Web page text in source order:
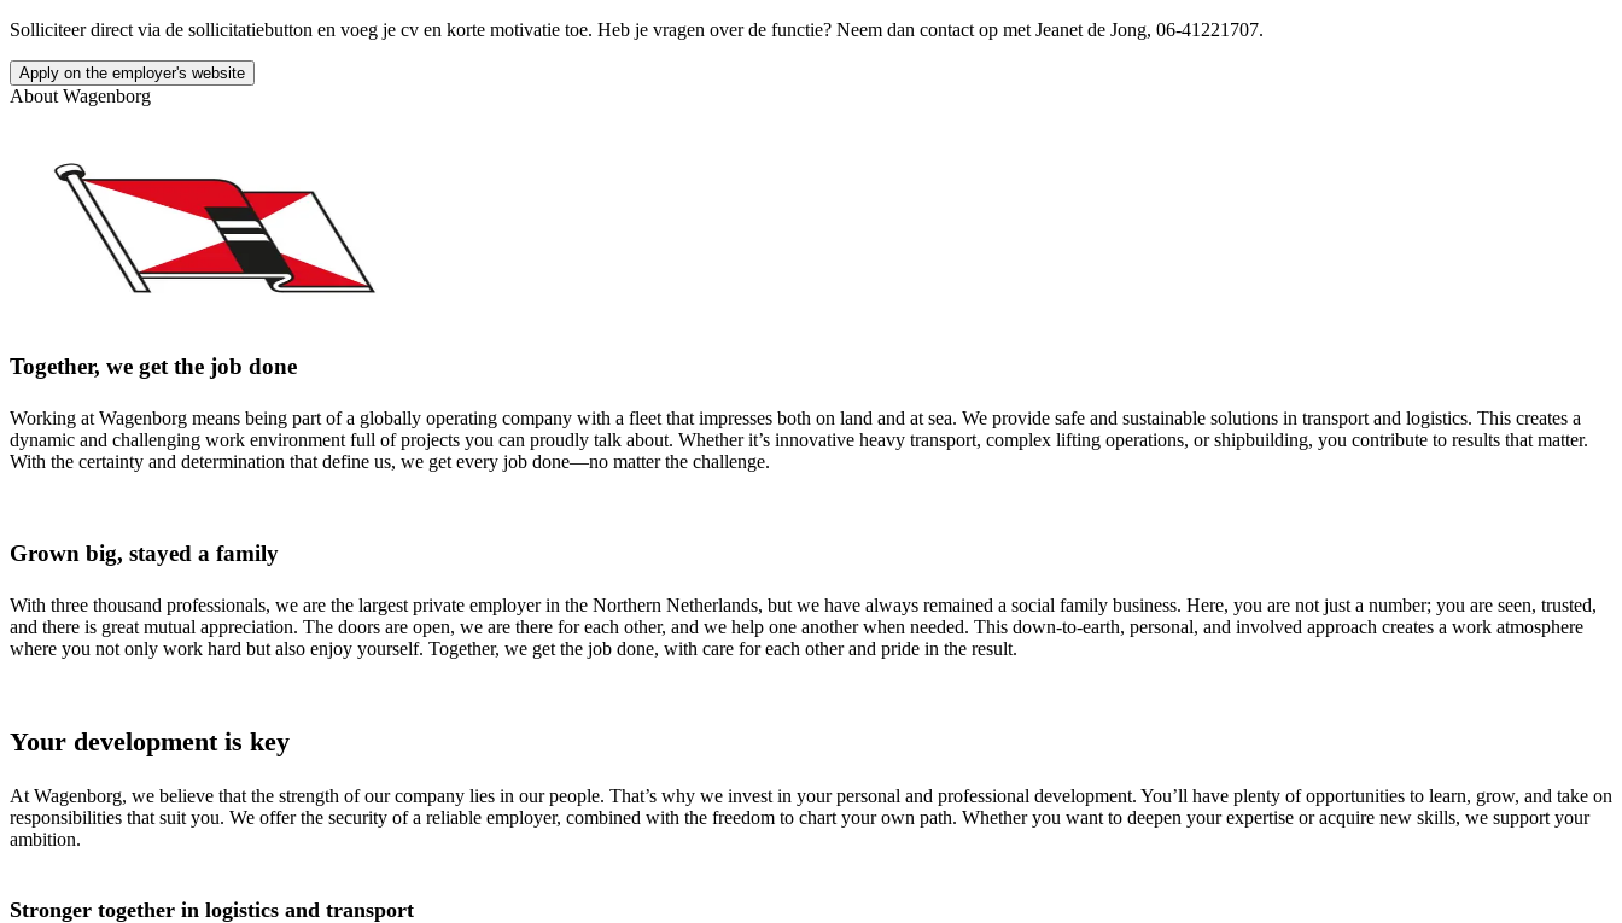
Solliciteer direct via de sollicitatiebutton en voeg je cv en korte motivatie toe. Heb je vragen over de functie? Neem dan contact op met Jeanet de Jong, 06-41221707.
Apply on the employer's website
About Wagenborg
Together, we get the job done
Working at Wagenborg means being part of a globally operating company with a fleet that impresses both on land and at sea. We provide safe and sustainable solutions in transport and logistics. This creates a
dynamic and challenging work environment full of projects you can proudly talk about. Whether it’s innovative heavy transport, complex lifting operations, or shipbuilding, you contribute to results that matter.
With the certainty and determination that define us, we get every job done—no matter the challenge.
Grown big, stayed a family
With three thousand professionals, we are the largest private employer in the Northern Netherlands, but we have always remained a social family business. Here, you are not just a number; you are seen, trusted,
and there is great mutual appreciation. The doors are open, we are there for each other, and we help one another when needed. This down-to-earth, personal, and involved approach creates a work atmosphere
where you not only work hard but also enjoy yourself. Together, we get the job done, with care for each other and pride in the result.
Your development is key
At Wagenborg, we believe that the strength of our company lies in our people. That’s why we invest in your personal and professional development. You’ll have plenty of opportunities to learn, grow, and take on
responsibilities that suit you. We offer the security of a reliable employer, combined with the freedom to chart your own path. Whether you want to deepen your expertise or acquire new skills, we support your
ambition.
Stronger together in logistics and transport